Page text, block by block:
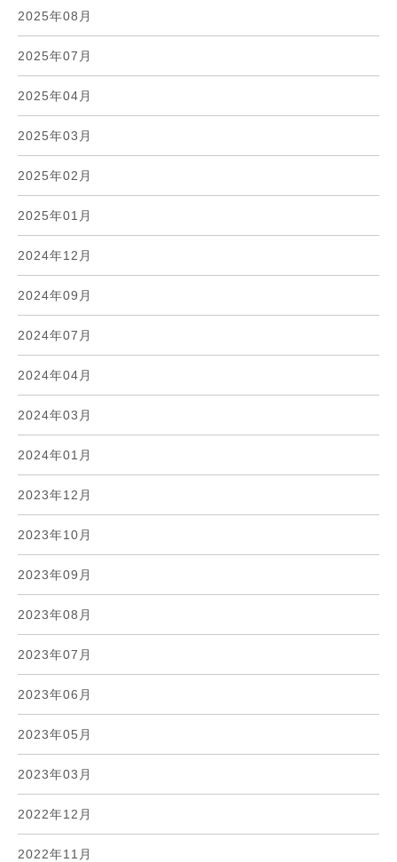
2025年08月
2025年07月
2025年04月
2025年03月
2025年02月
2025年01月
2024年12月
2024年09月
2024年07月
2024年04月
2024年03月
2024年01月
2023年12月
2023年10月
2023年09月
2023年08月
2023年07月
2023年06月
2023年05月
2023年03月
2022年12月
2022年11月